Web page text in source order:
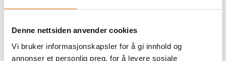
Denne nettsiden anvender cookies
Vi bruker informasjonskapsler for å gi innhold og
annonser et personlig preg, for å levere sosiale
Janome, bl.a.: 2030, 2030DC,
3023, 3123, 4000, 4018ME, 4123,
4618, 4618LE, 4623, 4623LE,
2600, 2800,
3007, 3210,
3230, 5100,